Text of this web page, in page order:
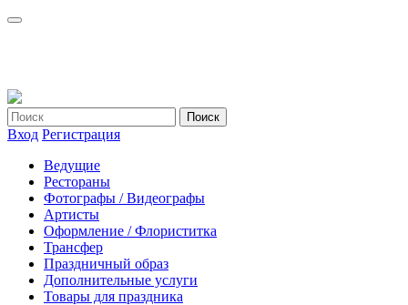
Вход Регистрация
Ведущие
Рестораны
Фотографы / Видеографы
Артисты
Оформление / Флориститка
Трансфер
Праздничный образ
Дополнительные услуги
Товары для праздника